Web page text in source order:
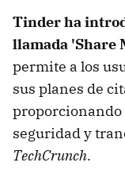
Tinder ha
llamada 'Share
permite a los
sus planes de
proporcionando
seguridad y
TechCrunch.